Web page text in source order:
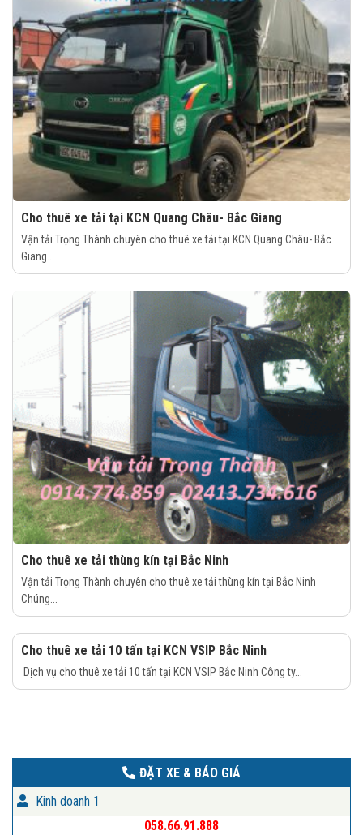
Cho thuê xe tải tại KCN Quang Châu- Bắc Giang
Vận tải Trọng Thành chuyên cho thuê xe tải tại KCN Quang Châu- Bắc
Giang...
Cho thuê xe tải thùng kín tại Bắc Ninh
Vận tải Trọng Thành chuyên cho thuê xe tải thùng kín tại Bắc Ninh
Chúng...
Cho thuê xe tải 10 tấn tại KCN VSIP Bắc Ninh
Dịch vụ cho thuê xe tải 10 tấn tại KCN VSIP Bắc Ninh Công ty...
ĐẶT XE & BÁO GIÁ
Kinh doanh 1
058.66.91.888